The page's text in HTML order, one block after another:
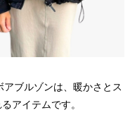
アブルゾンは、暖かさとス
アイテムです。